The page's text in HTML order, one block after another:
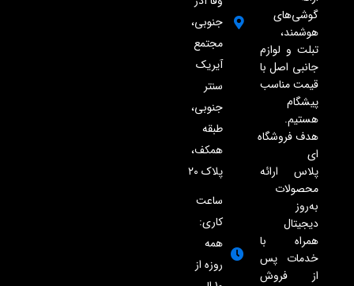
گوشی‌های
هوشمند،
تبلت و لوازم
جانبی اصل با
قیمت مناسب
پیشگام
هستیم.
هدف فروشگاه
ای
پلاس ارائه
محصولات
به‌روز
دیجیتال
همراه با
خدمات پس
از فروش
جنوبی،
مجتمع
آیریک
سنتر
جنوبی،
طبقه
همکف،
پلاک ۲۰
ساعت
کاری:
همه
روزه از